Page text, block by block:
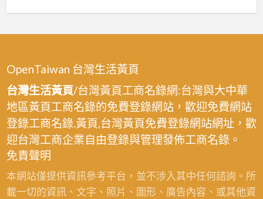
OpenTaiwan 台灣生活黃頁
台灣生活黃頁/台灣黃頁工商名錄網:台灣與大中華
地區黃頁工商名錄的免費登錄網站，歡迎免費網站
登錄工商名錄.黃頁,台灣黃頁免費登錄網站網址，歡
迎台灣工商企業自由登錄與管理發佈工商名錄。
免責聲明
本網站僅提供資訊參考平台，並不涉入其中任何諮詢。所
載一切的資訊、文字、照片、圖形、廣告內容、或其他資